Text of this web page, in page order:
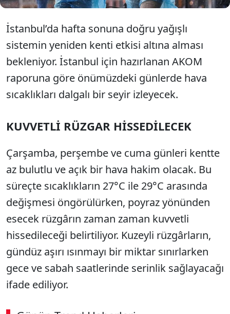
İstanbul’da hafta sonuna doğru yağışlı
sistemin yeniden kenti etkisi altına alması
bekleniyor. İstanbul için hazırlanan AKOM
raporuna göre önümüzdeki günlerde hava
sıcaklıkları dalgalı bir seyir izleyecek.
KUVVETLİ RÜZGAR HİSSEDİLECEK
Çarşamba, perşembe ve cuma günleri kentte
az bulutlu ve açık bir hava hakim olacak. Bu
süreçte sıcaklıkların 27°C ile 29°C arasında
değişmesi öngörülürken, poyraz yönünden
esecek rüzgârın zaman zaman kuvvetli
hissedileceği belirtiliyor. Kuzeyli rüzgârların,
gündüz aşırı ısınmayı bir miktar sınırlarken
gece ve sabah saatlerinde serinlik sağlayacağı
ifade ediliyor.